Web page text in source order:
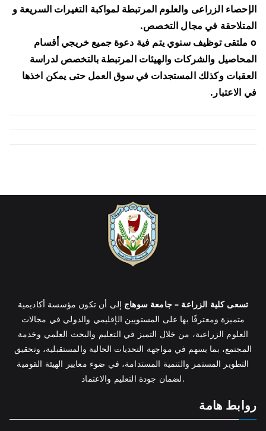
الإحصاء الزراعى والعلوم المرتبطة لمواكبة التغيرات السريعة و
المتلاحقة في مجال التخصص.
o ملتقى توظيف سنوي يتم فية دعوة جميع خريجي أقسام
المحاصيل والشركات والهيئات المرتبطة بالتخصص لدراسة
العقبات وكذلك المستجدات في سوق العمل حتى يمكن اخذها
في الاعتبار.
تسعى كلية الزراعة – جامعة سوهاج إلى أن تكون مؤسسة أكاديمية
متميزة ومعترفًا بها على المستويين الإقليمي والدولي في مجالات
العلوم الزراعية، من خلال التميز في التعليم والبحث العلمي وخدمة
المجتمع، بما يسهم في مواجهة التحديات الحالية والمستقبلية، وتحقيق
التطوير المستمر والتنمية المستدامة، في ضوء معايير الهيئة القومية
لضمان جودة التعليم والاعتماد.
روابط هامة